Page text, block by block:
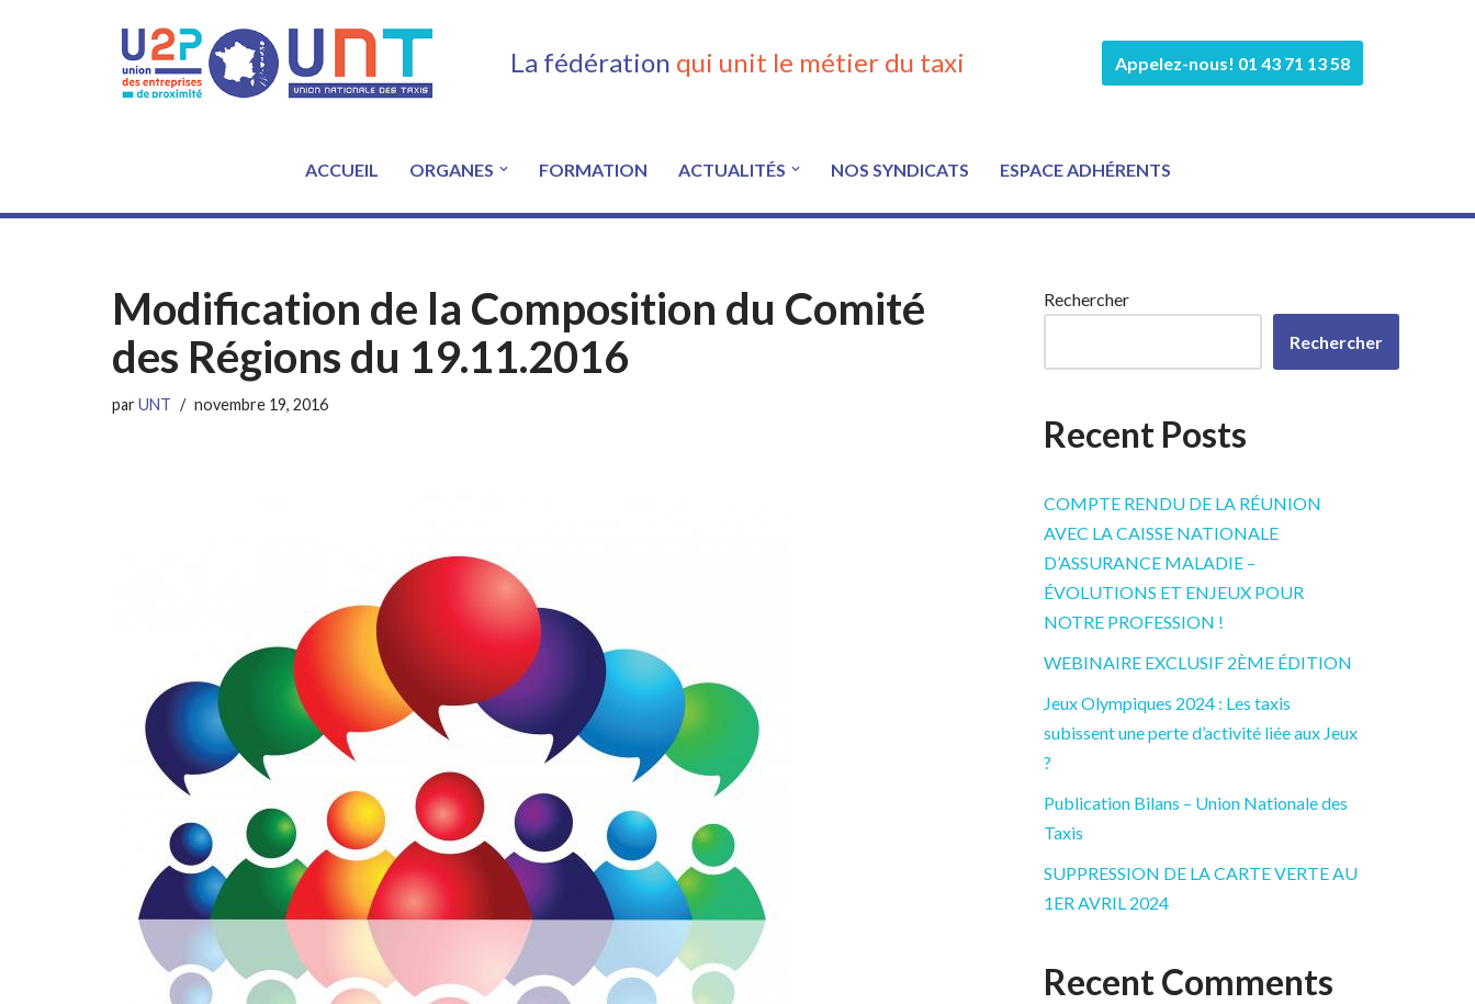
La fédération qui unit le métier du taxi Appelez-nous! 01 43 71 13 58
ACCUEIL ORGANES FORMATION ACTUALITÉS NOS SYNDICATS ESPACE ADHÉRENTS
Modification de la Composition du Comité
des Régions du 19.11.2016
parUNT novembre 19, 2016
Rechercher
Rechercher
Recent Posts
COMPTE RENDU DE LA RÉUNION
AVEC LA CAISSE NATIONALE
D’ASSURANCE MALADIE –
ÉVOLUTIONS ET ENJEUX POUR
NOTRE PROFESSION !
WEBINAIRE EXCLUSIF 2ÈME ÉDITION
Jeux Olympiques 2024 : Les taxis
subissent une perte d’activité liée aux Jeux
?
Publication Bilans – Union Nationale des
Taxis
SUPPRESSION DE LA CARTE VERTE AU
1ER AVRIL 2024
Recent Comments